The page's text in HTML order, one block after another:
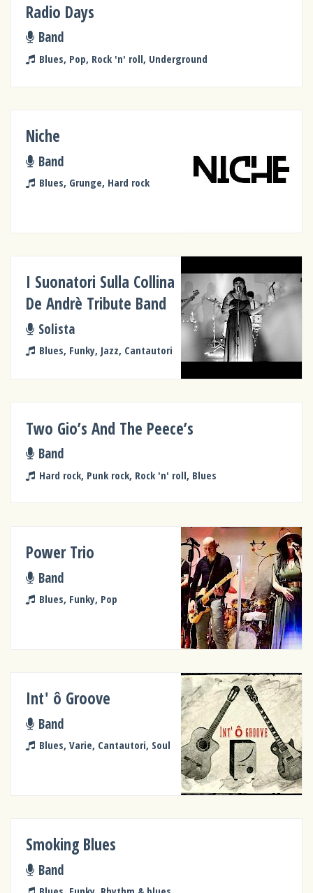
Radio Days
Band
Blues, Pop, Rock 'n' roll, Underground
Niche
Band
Blues, Grunge, Hard rock
I Suonatori Sulla Collina
De Andrè Tribute Band
Solista
Blues, Funky, Jazz, Cantautori
Two Gio’s And The Peece’s
Band
Hard rock, Punk rock, Rock 'n' roll, Blues
Power Trio
Band
Blues, Funky, Pop
Int' ô Groove
Band
Blues, Varie, Cantautori, Soul
Smoking Blues
Band